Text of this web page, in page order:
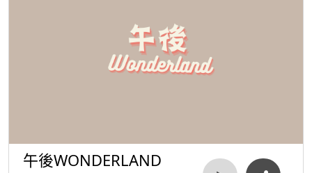
午後WONDERLAND